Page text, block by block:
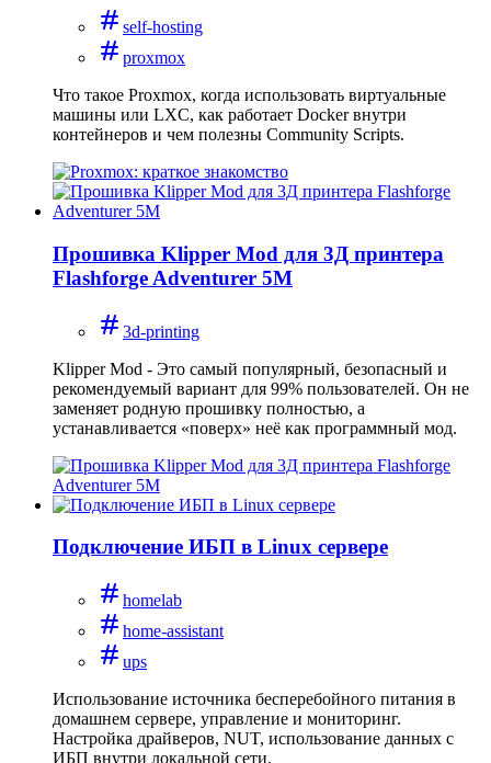
self-hosting
proxmox
Что такое Proxmox, когда использовать виртуальные
машины или LXC, как работает Docker внутри
контейнеров и чем полезны Community Scripts.
Прошивка Klipper Mod для 3Д принтера
Flashforge Adventurer 5M
3d-printing
Klipper Mod - Это самый популярный, безопасный и
рекомендуемый вариант для 99% пользователей. Он не
заменяет родную прошивку полностью, а
устанавливается «поверх» неё как программный мод.
Подключение ИБП в Linux сервере
homelab
home-assistant
ups
Использование источника бесперебойного питания в
домашнем сервере, управление и мониторинг.
Настройка драйверов, NUT, использование данных с
ИБП внутри локальной сети.